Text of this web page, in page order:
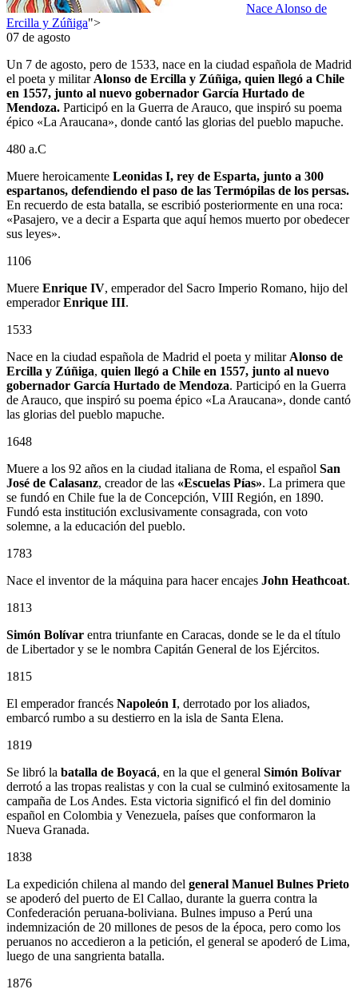
Nace Alonso de
Ercilla y Zúñiga">
07 de agosto
Un 7 de agosto, pero de 1533, nace en la ciudad española de Madrid
el poeta y militar Alonso de Ercilla y Zúñiga, quien llegó a Chile
en 1557, junto al nuevo gobernador García Hurtado de
Mendoza. Participó en la Guerra de Arauco, que inspiró su poema
épico «La Araucana», donde cantó las glorias del pueblo mapuche.
480 a.C
Muere heroicamente Leonidas I, rey de Esparta, junto a 300
espartanos, defendiendo el paso de las Termópilas de los persas.
En recuerdo de esta batalla, se escribió posteriormente en una roca:
«Pasajero, ve a decir a Esparta que aquí hemos muerto por obedecer
sus leyes».
1106
Muere Enrique IV, emperador del Sacro Imperio Romano, hijo del
emperadorEnrique III.
1533
Nace en la ciudad española de Madrid el poeta y militar Alonso de
Ercilla y Zúñiga, quien llegó a Chile en 1557, junto al nuevo
gobernador García Hurtado de Mendoza. Participó en la Guerra
de Arauco, que inspiró su poema épico «La Araucana», donde cantó
las glorias del pueblo mapuche.
1648
Muere a los 92 años en la ciudad italiana de Roma, el español San
José de Calasanz, creador de las «Escuelas Pías». La primera que
se fundó en Chile fue la de Concepción, VIII Región, en 1890.
Fundó esta institución exclusivamente consagrada, con voto
solemne, a la educación del pueblo.
1783
Nace el inventor de la máquina para hacer encajes John Heathcoat.
1813
Simón Bolívar entra triunfante en Caracas, donde se le da el título
de Libertador y se le nombra Capitán General de los Ejércitos.
1815
El emperador francés Napoleón I, derrotado por los aliados,
embarcó rumbo a su destierro en la isla de Santa Elena.
1819
Se libró la batalla de Boyacá, en la que el general Simón Bolívar
derrotó a las tropas realistas y con la cual se culminó exitosamente la
campaña de Los Andes. Esta victoria significó el fin del dominio
español en Colombia y Venezuela, países que conformaron la
Nueva Granada.
1838
La expedición chilena al mando del general Manuel Bulnes Prieto
se apoderó del puerto de El Callao, durante la guerra contra la
Confederación peruana-boliviana. Bulnes impuso a Perú una
indemnización de 20 millones de pesos de la época, pero como los
peruanos no accedieron a la petición, el general se apoderó de Lima,
luego de una sangrienta batalla.
1876